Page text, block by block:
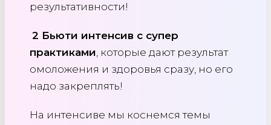
результативности!
2 Бьюти интенсив с супер
практиками, которые дают результат
омоложения и здоровья сразу, но его
надо закреплять!
На интенсиве мы коснемся темы